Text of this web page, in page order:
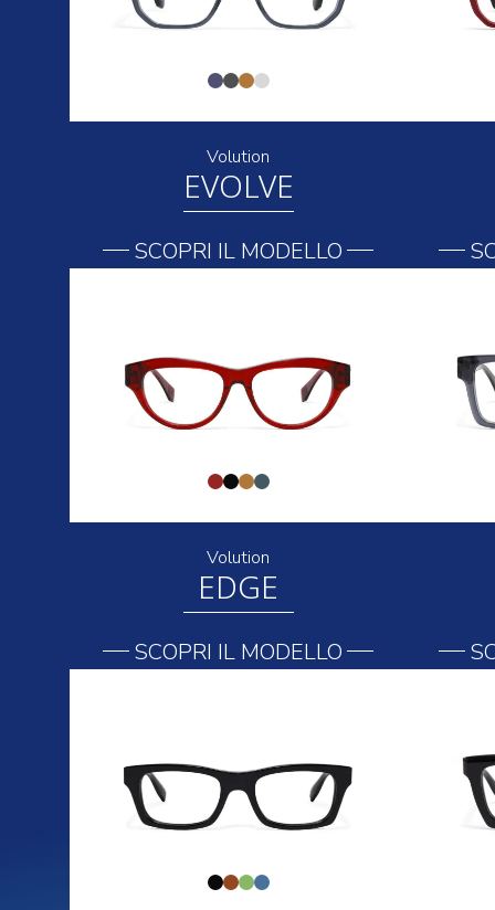
Volution
EVOLVE
SCOPRI IL MODELLO
Volution
EDGE
SCOPRI IL MODELLO